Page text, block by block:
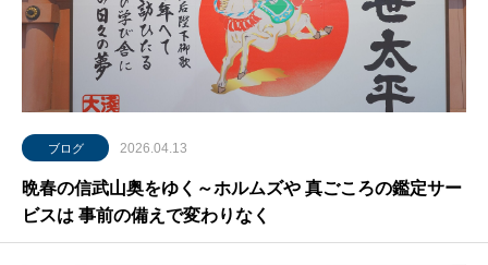
ブログ 2026.04.13
晩春の信武山奥をゆく～ホルムズや 真ごころの鑑定サー
ビスは 事前の備えで変わりなく